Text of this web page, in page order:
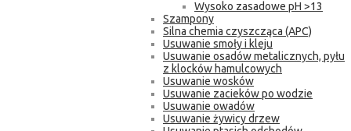
Wysoko zasadowe pH >13
Szampony
Silna chemia czyszcząca (APC)
Usuwanie smoły i kleju
Usuwanie osadów metalicznych, pyłu
z klocków hamulcowych
Usuwanie wosków
Usuwanie zacieków po wodzie
Usuwanie owadów
Usuwanie żywicy drzew